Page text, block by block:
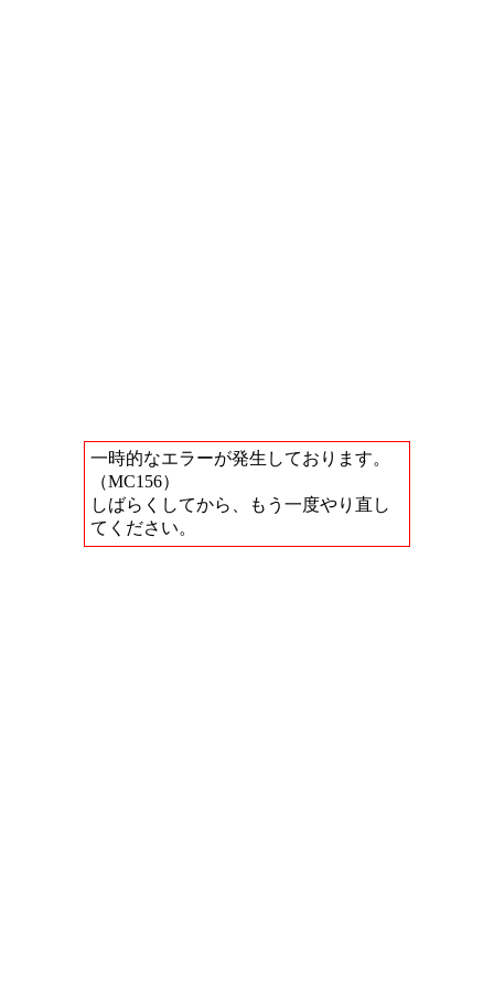
一時的なエラーが発生しております。
（MC156）
しばらくしてから、もう一度やり直し
てください。